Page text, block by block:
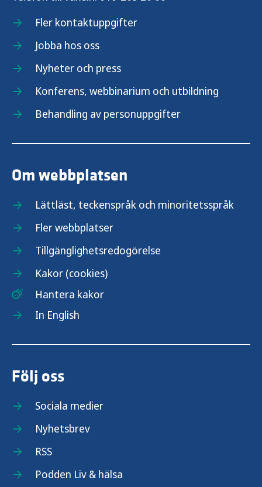
Fler kontaktuppgifter
Jobba hos oss
Nyheter och press
Konferens, webbinarium och utbildning
Behandling av personuppgifter
Om webbplatsen
Lättläst, teckenspråk och minoritetsspråk
Fler webbplatser
Tillgänglighetsredogörelse
Kakor (cookies)
Hantera kakor
In English
Följ oss
Sociala medier
Nyhetsbrev
RSS
Podden Liv & hälsa